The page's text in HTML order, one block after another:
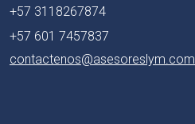
+57 3118267874
+57 601 7457837
contactenos@asesoreslym.com